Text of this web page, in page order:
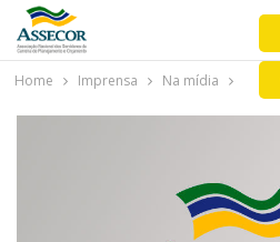
Home Imprensa Na mídia